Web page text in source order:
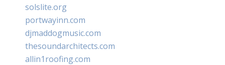
solslite.org
portwayinn.com
djmaddogmusic.com
thesoundarchitects.com
allin1roofing.com